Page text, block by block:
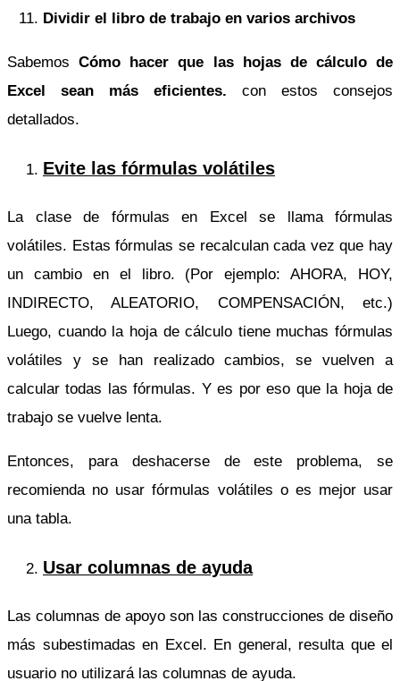
Dividir el libro de trabajo en varios archivos
SabemosCómo hacer que las hojas de cálculo de
Excel sean más eficientes. con estos consejos
detallados.
Evite las fórmulas volátiles
La clase de fórmulas en Excel se llama fórmulas
volátiles. Estas fórmulas se recalculan cada vez que hay
un cambio en el libro. (Por ejemplo: AHORA, HOY,
INDIRECTO, ALEATORIO, COMPENSACIÓN, etc.)
Luego, cuando la hoja de cálculo tiene muchas fórmulas
volátiles y se han realizado cambios, se vuelven a
calcular todas las fórmulas. Y es por eso que la hoja de
trabajo se vuelve lenta.
Entonces, para deshacerse de este problema, se
recomienda no usar fórmulas volátiles o es mejor usar
una tabla.
Usar columnas de ayuda
Las columnas de apoyo son las construcciones de diseño
más subestimadas en Excel. En general, resulta que el
usuario no utilizará las columnas de ayuda.